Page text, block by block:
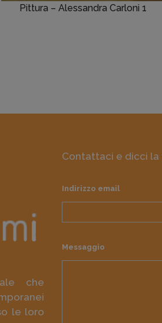
Pittura – Alessandra Carloni 1
che
le loro
Contattaci e dicci la
Indirizzo email
Messaggio